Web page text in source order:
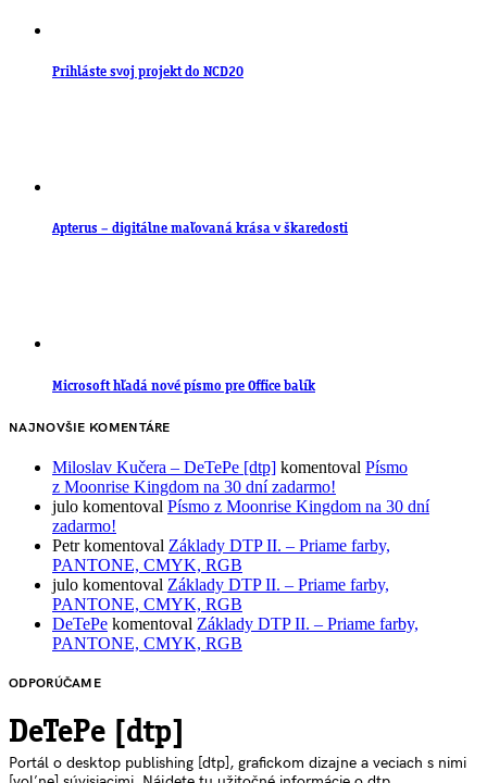
Prihláste svoj projekt do NCD20
Apterus – digitálne maľovaná krása v škaredosti
Microsoft hľadá nové písmo pre Office balík
NAJNOVŠIE KOMENTÁRE
Miloslav Kučera – DeTePe [dtp] komentoval Písmo
z Moonrise Kingdom na 30 dní zadarmo!
julo komentoval Písmo z Moonrise Kingdom na 30 dní
zadarmo!
Petrkomentoval Základy DTP II. – Priame farby,
PANTONE, CMYK, RGB
julo komentoval Základy DTP II. – Priame farby,
PANTONE, CMYK, RGB
DeTePe komentoval Základy DTP II. – Priame farby,
PANTONE, CMYK, RGB
ODPORÚČAME
DeTePe [dtp]
Portál o desktop publishing [dtp], grafickom dizajne a veciach s nimi